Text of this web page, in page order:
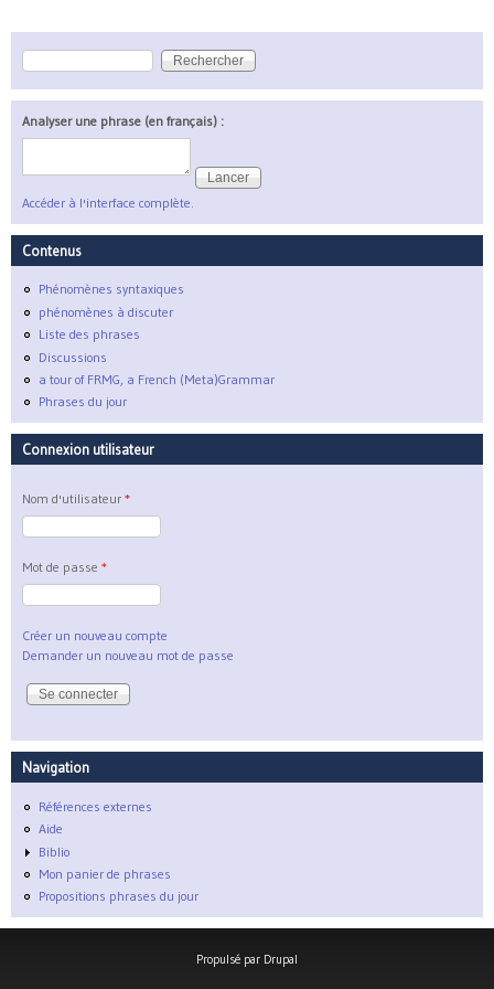
Formulaire de recherche
Rechercher
Analyser une phrase (en français) :
Accéder à l'interface complète.
Contenus
Phénomènes syntaxiques
phénomènes à discuter
Liste des phrases
Discussions
a tour of FRMG, a French (Meta)Grammar
Phrases du jour
Connexion utilisateur
Nom d'utilisateur *
Mot de passe *
Créer un nouveau compte
Demander un nouveau mot de passe
Navigation
Références externes
Aide
Biblio
Mon panier de phrases
Propositions phrases du jour
Propulsé par Drupal